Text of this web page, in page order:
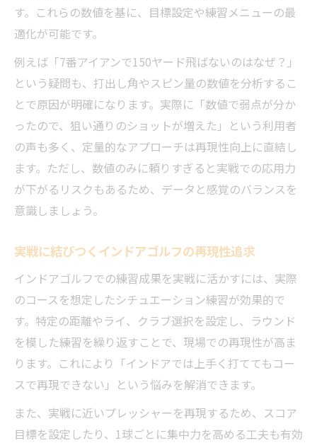
す。これらの数値を基に、目標設定や練習メニューの最
適化が可能です。
例えば「7番アイアンで150ヤード飛ばないのはなぜ？」
という疑問も、打出し角やスピン量の数値を分析するこ
とで原因が明確になります。実際に「数値で弱点が分か
ったので、狙い通りのショットが増えた」という利用者
の声も多く、定量的なアプローチは再現性向上に直結し
ます。ただし、数値のみに頼りすぎると実戦での応用力
が下がるリスクもあるため、データと感覚のバランスを
意識しましょう。
実戦に結びつくインドアゴルフの再現性追求
インドアゴルフでの練習成果を実戦に活かすには、実際
のコースを想定したシチュエーション練習が効果的で
す。特定の距離やライ、クラブ選択を設定し、ラウンド
を模した練習を繰り返すことで、現場での再現性が高ま
ります。これにより「インドアでは上手く打ててもコー
スで再現できない」という悩みを解消できます。
また、実戦に近いプレッシャーを再現するため、スコア
目標を設定したり、1球ごとに集中力を高める工夫も有効